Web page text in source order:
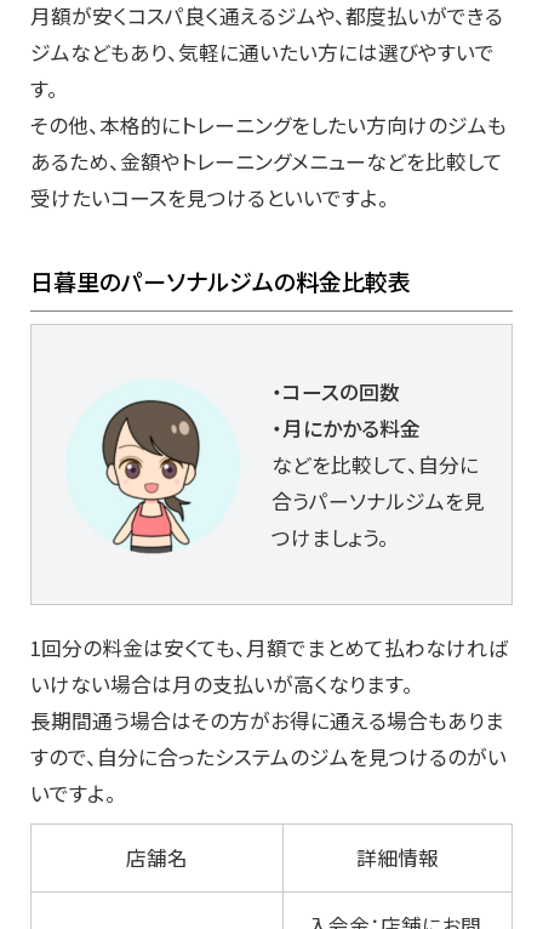
月額が安くコスパ良く通えるジムや、都度払いができる
ジムなどもあり、気軽に通いたい方には選びやすいで
す。
その他、本格的にトレーニングをしたい方向けのジムも
あるため、金額やトレーニングメニューなどを比較して
受けたいコースを見つけるといいですよ。
日暮里のパーソナルジムの料金比較表
・コースの回数
・月にかかる料金
などを比較して、自分に
合うパーソナルジムを見
つけましょう。
1回分の料金は安くても、月額でまとめて払わなければ
いけない場合は月の支払いが高くなります。
長期間通う場合はその方がお得に通える場合もありま
すので、自分に合ったシステムのジムを見つけるのがい
いですよ。
店舗名 詳細情報